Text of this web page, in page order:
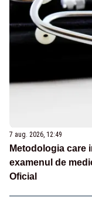
7 aug. 2026, 12:49
Metodologia care
examenul de
Oficial